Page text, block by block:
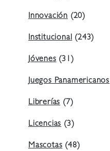
Innovación (20)
Institucional(243)
Jóvenes(31)
Juegos Panamericanos
Librerías(7)
Licencias(3)
Mascotas(48)